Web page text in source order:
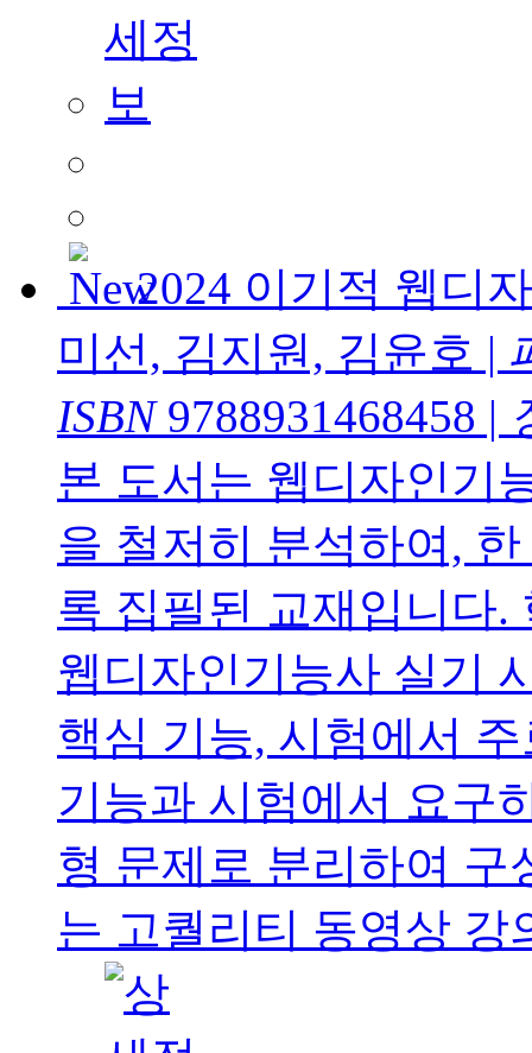
2024 이기적 웹디
미선, 김지원, 김윤호 |
ISBN9788931468458 |
본 도서는 웹디자인기
을 철저히 분석하여,
록 집필된 교재입니다.
웹디자인기능사 실기
핵심 기능, 시험에서
기능과 시험에서 요구
형 문제로 분리하여 구
는 고퀄리티 동영상 강